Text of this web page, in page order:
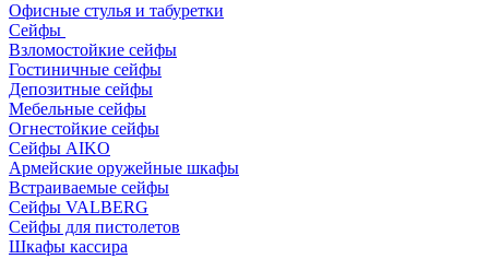
Офисные стулья и табуретки
Сейфы
Взломостойкие сейфы
Гостиничные сейфы
Депозитные сейфы
Мебельные сейфы
Огнестойкие сейфы
Сейфы AIKO
Армейские оружейные шкафы
Встраиваемые сейфы
Сейфы VALBERG
Сейфы для пистолетов
Шкафы кассира